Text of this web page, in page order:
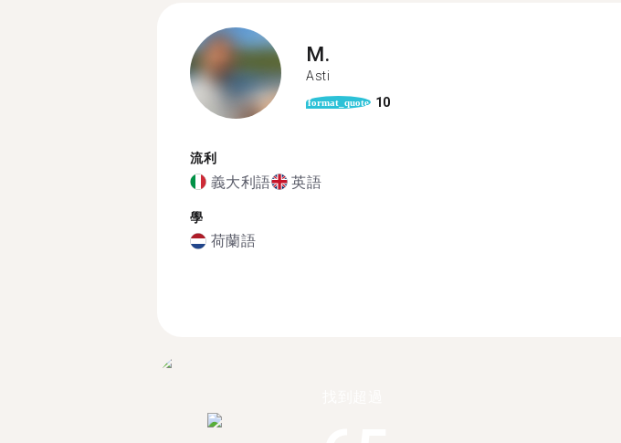
M.
Asti
format_quote 10
流利
義大利語 英語
學
荷蘭語